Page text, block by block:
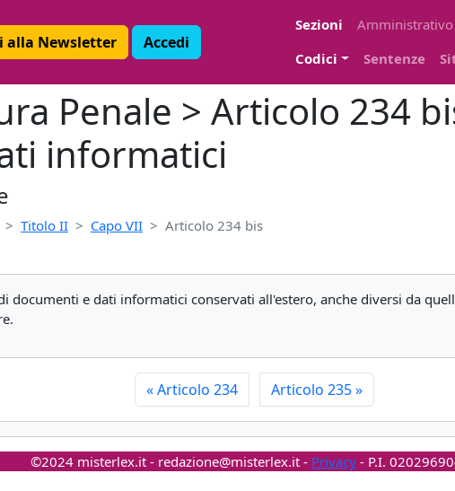
alla Newsletter Accedi
Sezioni
Amministrativo
Codici
Sentenze
Penale > Articolo 234
informatici
Titolo II Capo VII Articolo 234 bis
documenti e dati informatici conservati all'estero, anche diversi da
«Articolo 234 Articolo 235»
©2024 misterlex.it - redazione@misterlex.it- Privacy- P.I.